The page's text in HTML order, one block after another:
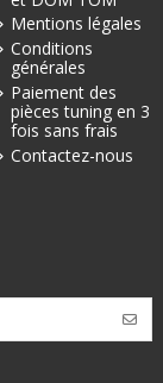
Mentions légales
Conditions
générales
Paiement des
pièces tuning en 3
fois sans frais
Contactez-nous